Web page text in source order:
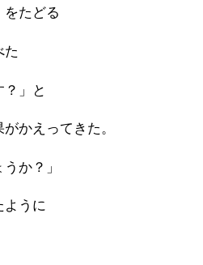
たどる
？」と
かえってきた。
か？」
ように